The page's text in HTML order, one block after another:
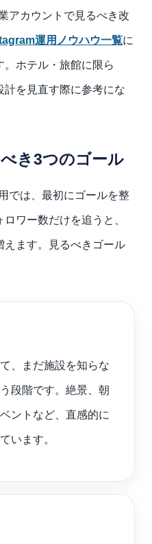
アカウントで見るべき改
運用ノウハウ一覧に
。ホテル・旅館に限ら
を見直す際に参考にな
き3つのゴール
では、最初にゴールを整
ワー数だけを追うと、
えます。見るべきゴール
、まだ施設を知らな
段階です。絶景、朝
ントなど、直感的に
います。